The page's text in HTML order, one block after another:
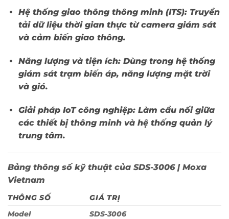
Hệ thống giao thông thông minh (ITS):Truyền
tải dữ liệu thời gian thực từ camera giám sát
và cảm biến giao thông.
Năng lượng và tiện ích:Dùng trong hệ thống
giám sát trạm biến áp, năng lượng mặt trời
và gió.
Giải pháp IoT công nghiệp:Làm cầu nối giữa
các thiết bị thông minh và hệ thống quản lý
trung tâm.
Bảng thông số kỹ thuật của SDS-3006 | Moxa
Vietnam
THÔNG SỐ
GIÁ TRỊ
Model
SDS-3006